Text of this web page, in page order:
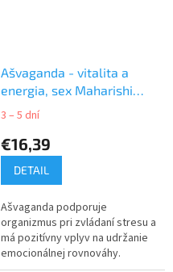
Ašvaganda - vitalita a
energia, sex Maharishi
Ayurveda 60ks
3 – 5 dní
€16,39
DETAIL
Ašvaganda podporuje
organizmus pri zvládaní stresu a
má pozitívny vplyv na udržanie
emocionálnej rovnováhy.